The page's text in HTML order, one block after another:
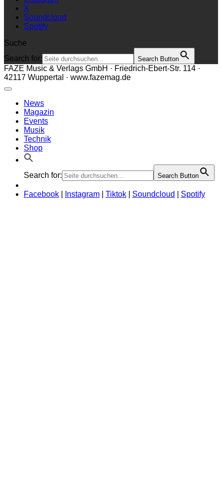
X
Soundcloud
Spotify
Suche
Search for:
Search Button
FAZE Music & Verlags GmbH · Friedrich-Ebert-Str. 114 ·
42117 Wuppertal · www.fazemag.de
News
Magazin
Events
Musik
Technik
Shop
Search for: Search Button
Facebook Instagram Tiktok Soundcloud Spotify